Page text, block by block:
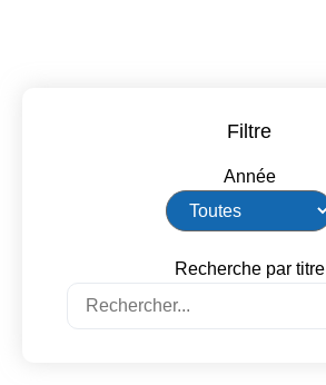
Filtre
Année
Recherche par titre